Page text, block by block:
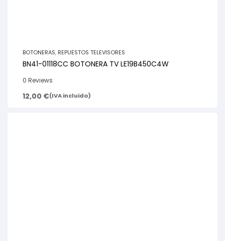
BOTONERAS, REPUESTOS TELEVISORES
BN41-01118CC BOTONERA TV LE19B450C4W
0 Reviews
12,00 €(IVA incluido)